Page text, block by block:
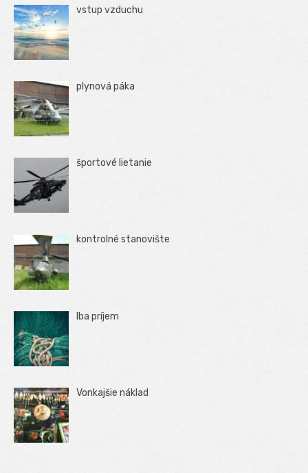
vstup vzduchu
plynová páka
športové lietanie
kontrolné stanovište
Iba príjem
Vonkajšie náklad